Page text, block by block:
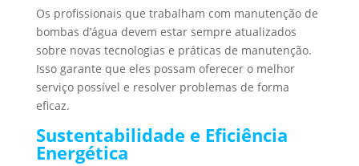
Os profissionais que trabalham com manutenção de
bombas d’água devem estar sempre atualizados
sobre novas tecnologias e práticas de manutenção.
Isso garante que eles possam oferecer o melhor
serviço possível e resolver problemas de forma
eficaz.
Sustentabilidade e Eficiência
Energética